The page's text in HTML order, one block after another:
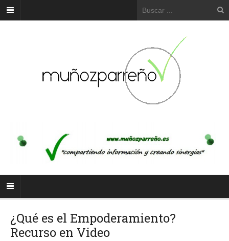
¿Qué es el Empoderamiento?
Recurso en Video